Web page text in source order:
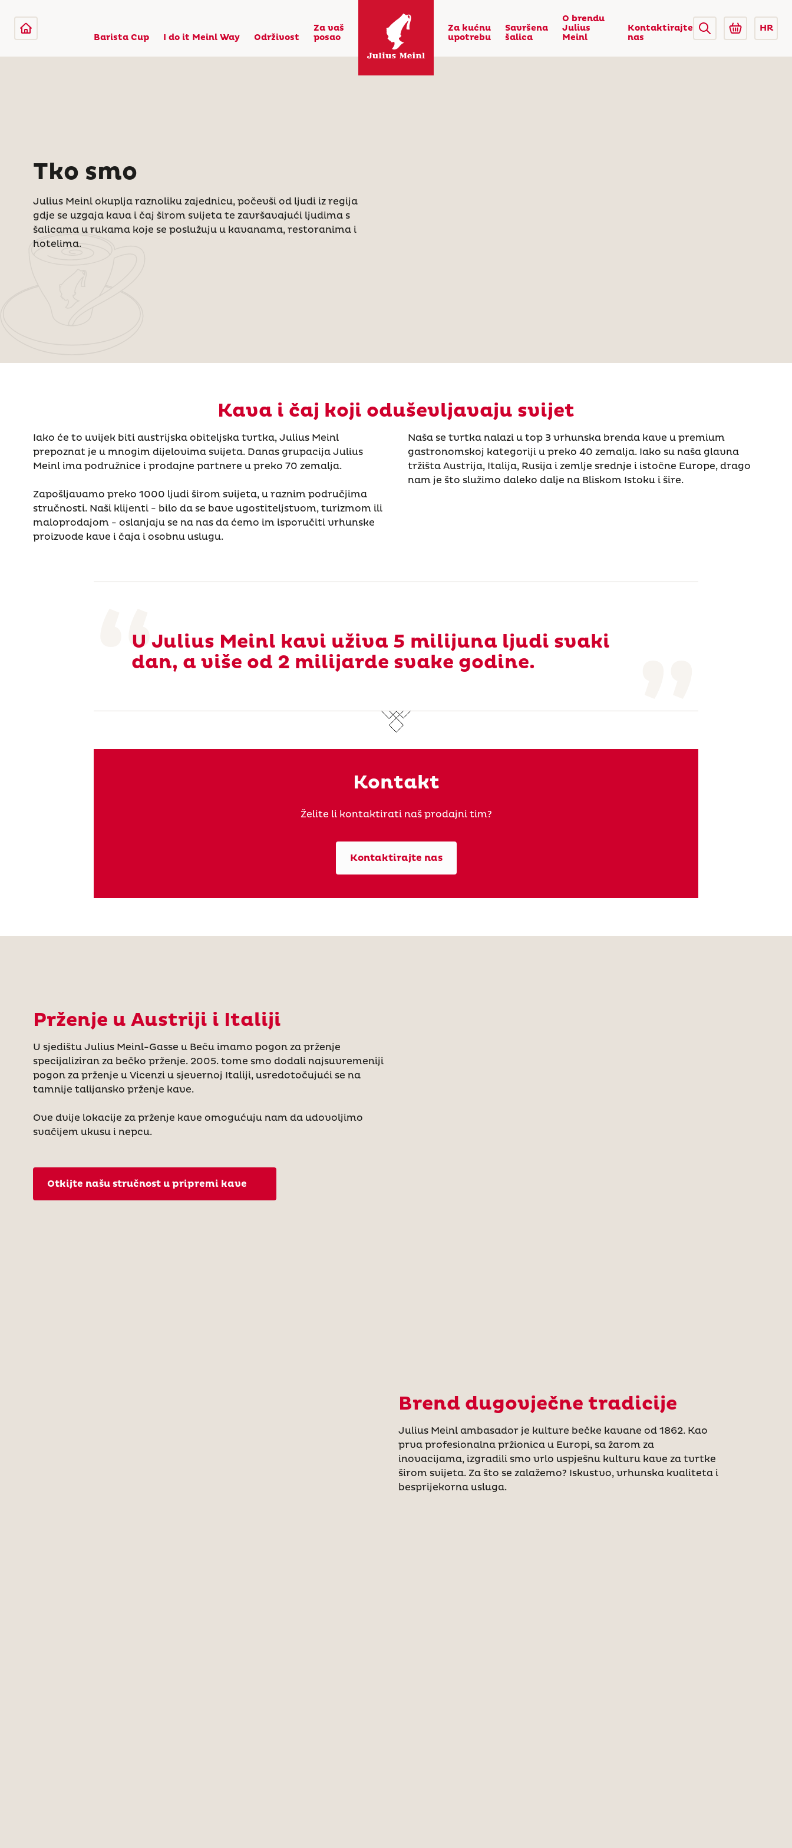
Barista Cup I do it Meinl Way Održivost
Za vaš
posao
Za kućnu
upotrebu
Savršena
šalica
O brendu
Julius
Meinl
Kontaktirajte
nas
HR
Tko smo
Julius Meinl okuplja raznoliku zajednicu, počevši od ljudi iz regija
gdje se uzgaja kava i čaj širom svijeta te završavajući ljudima s
šalicama u rukama koje se poslužuju u kavanama, restoranima i
hotelima.
Kava i čaj koji oduševljavaju svijet
Iako će to uvijek biti austrijska obiteljska tvrtka, Julius Meinl
prepoznat je u mnogim dijelovima svijeta. Danas grupacija Julius
Meinl ima podružnice i prodajne partnere u preko 70 zemalja.
Zapošljavamo preko 1000 ljudi širom svijeta, u raznim područjima
stručnosti. Naši klijenti - bilo da se bave ugostiteljstvom, turizmom ili
maloprodajom - oslanjaju se na nas da ćemo im isporučiti vrhunske
proizvode kave i čaja i osobnu uslugu.
Naša se tvrtka nalazi u top 3 vrhunska brenda kave u premium
gastronomskoj kategoriji u preko 40 zemalja. Iako su naša glavna
tržišta Austrija, Italija, Rusija i zemlje srednje i istočne Europe, drago
nam je što služimo daleko dalje na Bliskom Istoku i šire.
U Julius Meinl kavi uživa 5 milijuna ljudi svaki
dan, a više od 2 milijarde svake godine.
Kontakt
Želite li kontaktirati naš prodajni tim?
Kontaktirajte nas
Prženje u Austriji i Italiji
U sjedištu Julius Meinl-Gasse u Beču imamo pogon za prženje
specijaliziran za bečko prženje. 2005. tome smo dodali najsuvremeniji
pogon za prženje u Vicenzi u sjevernoj Italiji, usredotočujući se na
tamnije talijansko prženje kave.
Ove dvije lokacije za prženje kave omogućuju nam da udovoljimo
svačijem ukusu i nepcu.
Otkijte našu stručnost u pripremi kave
Brend dugovječne tradicije
Julius Meinl ambasador je kulture bečke kavane od 1862. Kao
prva profesionalna pržionica u Europi, sa žarom za
inovacijama, izgradili smo vrlo uspješnu kulturu kave za tvrtke
širom svijeta. Za što se zalažemo? Iskustvo, vrhunska kvaliteta i
besprijekorna usluga.